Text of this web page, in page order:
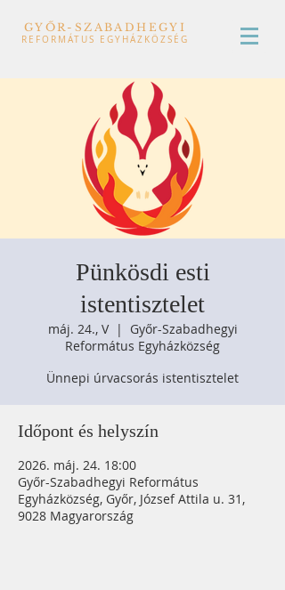
GYŐR-SZABADHEGYI
REFORMÁTUS EGYHÁZKÖZSÉG
Pünkösdi esti
istentisztelet
máj. 24., V
  |
Győr-Szabadhegyi
Református Egyházközség
Ünnepi úrvacsorás istentisztelet
Időpont és helyszín
2026. máj. 24. 18:00
Győr-Szabadhegyi Református
Egyházközség, Győr, József Attila u. 31,
9028 Magyarország